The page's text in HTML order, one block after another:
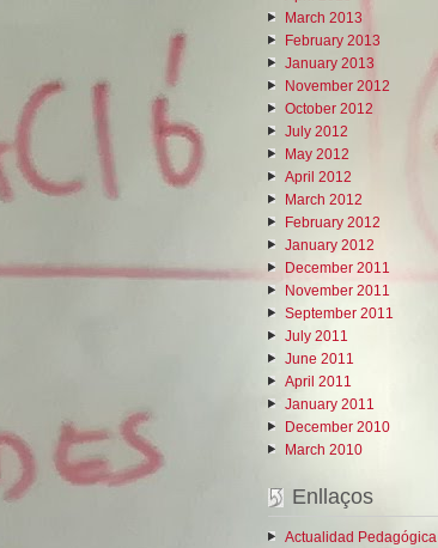
March 2013
February 2013
January 2013
November 2012
October 2012
July 2012
May 2012
April 2012
March 2012
February 2012
January 2012
December 2011
November 2011
September 2011
July 2011
June 2011
April 2011
January 2011
December 2010
March 2010
Enllaços
Actualidad Pedagógica